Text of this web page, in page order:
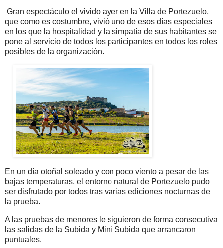
Gran espectáculo el vivido ayer en la Villa de Portezuelo,
que como es costumbre, vivió uno de esos días especiales
en los que la hospitalidad y la simpatía de sus habitantes se
pone al servicio de todos los participantes en todos los roles
posibles de la organización.
En un día otoñal soleado y con poco viento a pesar de las
bajas temperaturas, el entorno natural de Portezuelo pudo
ser disfrutado por todos tras varias ediciones nocturnas de
la prueba.
A las pruebas de menores le siguieron de forma consecutiva
las salidas de la Subida y Mini Subida que arrancaron
puntuales.